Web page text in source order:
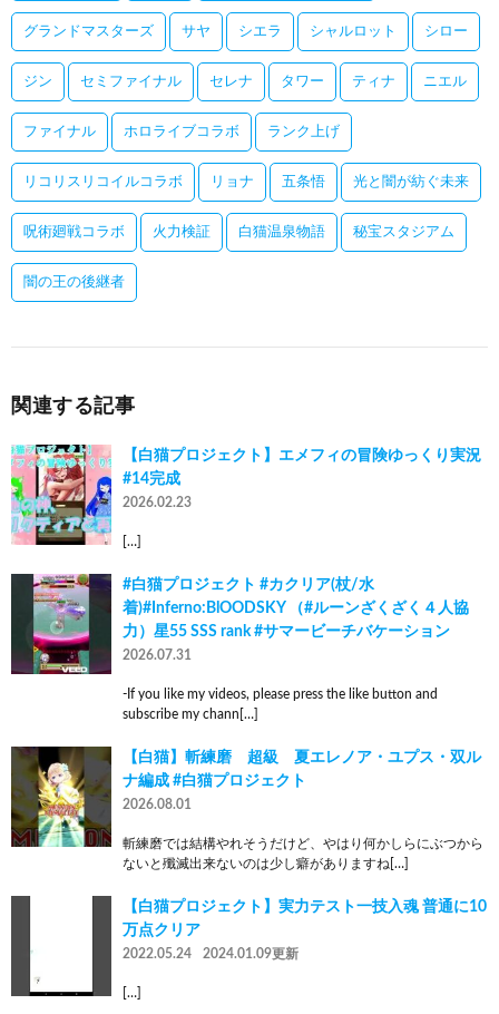
グランドマスターズ サヤ シエラ シャルロット シロー
ジン セミファイナル セレナ タワー ティナ ニエル
ファイナル ホロライブコラボ ランク上げ
リコリスリコイルコラボ リョナ 五条悟 光と闇が紡ぐ未来
呪術廻戦コラボ 火力検証 白猫温泉物語 秘宝スタジアム
闇の王の後継者
関連する記事
【白猫プロジェクト】エメフィの冒険ゆっくり実況
#14完成
2026.02.23
[…]
#白猫プロジェクト #カクリア(杖/水
着)#Inferno:BlOODSKY （#ルーンざくざく４人協
力）星55 SSS rank #サマービーチバケーション
2026.07.31
-If you like my videos, please press the like button and
subscribe my chann[…]
【白猫】斬練磨 超級 夏エレノア・ユプス・双ル
ナ編成 #白猫プロジェクト
2026.08.01
斬練磨では結構やれそうだけど、やはり何かしらにぶつから
ないと殲滅出来ないのは少し癖がありますね[…]
【白猫プロジェクト】実力テスト一技入魂 普通に10
万点クリア
2022.05.24 2024.01.09更新
[…]